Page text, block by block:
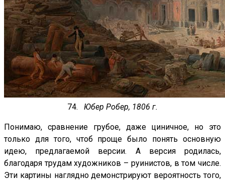
74. Юбер Робер, 1806 г.
Понимаю, сравнение грубое, даже циничное, но это
только для того, чтоб проще было понять основную
идею, предлагаемой версии. А версия родилась,
благодаря трудам художников – руинистов, в том числе.
Эти картины наглядно демонстрируют вероятность того,